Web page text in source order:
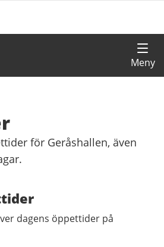
för Geråshallen, även
dagens öppettider på